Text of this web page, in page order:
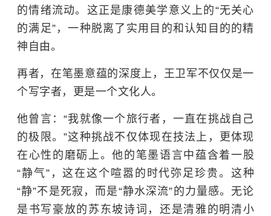
的情绪流动。这正是康德美学意义上的“无关心
的满足”，一种脱离了实用目的和认知目的的精
神自由。
再者，在笔墨意蕴的深度上，王卫军不仅仅是一
个写字者，更是一个文化人。
他曾言：“我就像一个旅行者，一直在挑战自己
的极限。”这种挑战不仅体现在技法上，更体现
在心性的磨砺上。他的笔墨语言中蕴含着一股
“静气”，这在这个喧嚣的时代弥足珍贵。这种
“静”不是死寂，而是“静水深流”的力量感。无论
是书写豪放的苏东坡诗词，还是清雅的明清小